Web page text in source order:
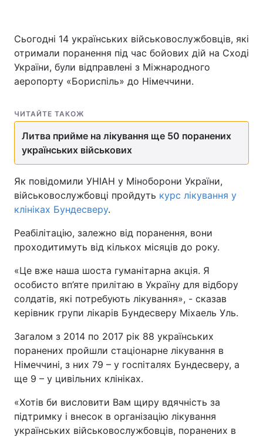
Сьогодні 14 українських військовослужбовців, які
отримали поранення під час бойових дій на Сході
України, були відправлені з Міжнародного
аеропорту «Бориспіль» до Німеччини.
ЧИТАЙТЕ ТАКОЖ
Литва прийме на лікування ще 50 поранених
українських військових
Як повідомили УНІАН у Міноборони України,
військовослужбовці пройдуть курс лікування у
клініках Бундесверу.
Реабілітацію, залежно від поранення, вони
проходитимуть від кількох місяців до року.
«Це вже наша шоста гуманітарна акція. Я
особисто вп’яте прилітаю в Україну для відбору
солдатів, які потребують лікування», - сказав
керівник групи лікарів Бундесверу Міхаель Уль.
Загалом з 2014 по 2017 рік 88 українських
поранених пройшли стаціонарне лікування в
Німеччині, з них 79 – у госпіталях Бундесверу, а
ще 9 – у цивільних клініках.
«Хотів би висловити Вам щиру вдячність за
підтримку і внесок в організацію лікування
українських військовослужбовців, поранених в